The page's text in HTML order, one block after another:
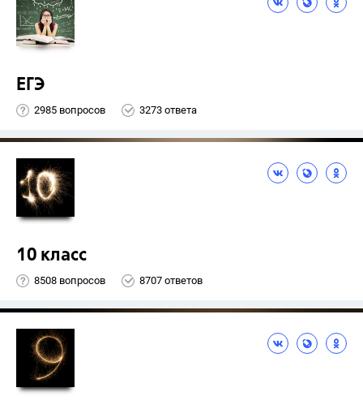
ЕГЭ
2985 вопросов 3273 ответа
10 класс
8508 вопросов 8707 ответов